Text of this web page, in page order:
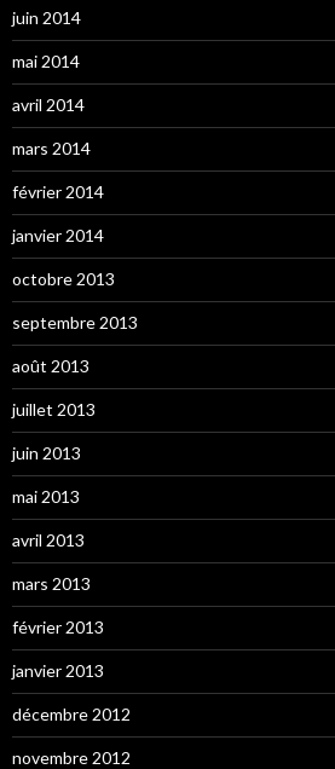
juin 2014
mai 2014
avril 2014
mars 2014
février 2014
janvier 2014
octobre 2013
septembre 2013
août 2013
juillet 2013
juin 2013
mai 2013
avril 2013
mars 2013
février 2013
janvier 2013
décembre 2012
novembre 2012